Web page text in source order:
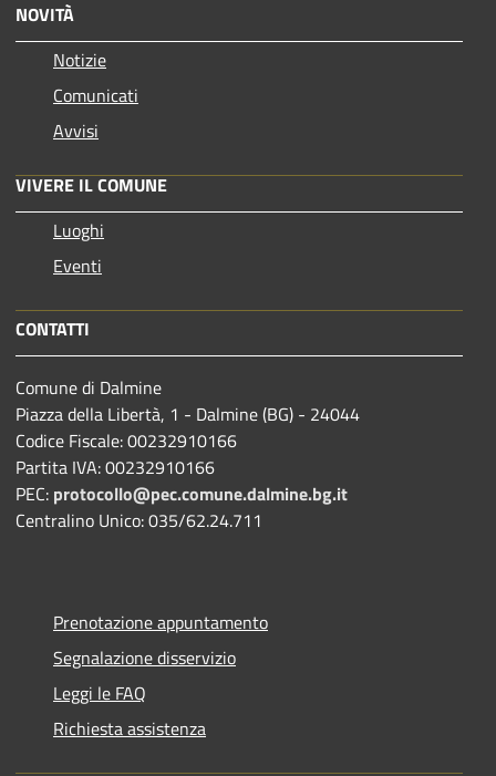
NOVITÀ
Notizie
Comunicati
Avvisi
VIVERE IL COMUNE
Luoghi
Eventi
CONTATTI
Comune di Dalmine
Piazza della Libertà, 1 - Dalmine (BG) - 24044
Codice Fiscale: 00232910166
Partita IVA: 00232910166
PEC: protocollo@pec.comune.dalmine.bg.it
Centralino Unico: 035/62.24.711
Prenotazione appuntamento
Segnalazione disservizio
Leggi le FAQ
Richiesta assistenza